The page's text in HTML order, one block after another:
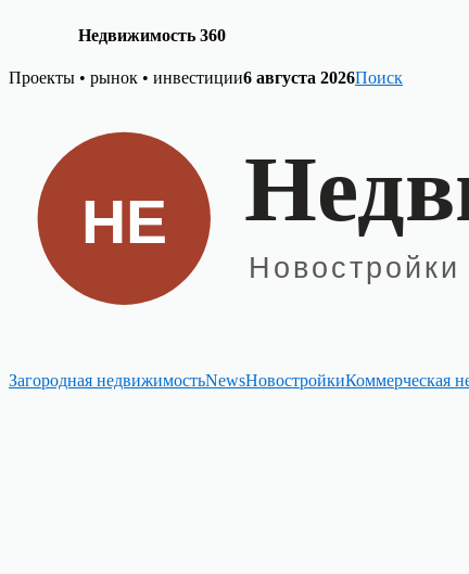
Недвижимость 360
Skip
Проекты • рынок • инвестиции6 августа 2026Поиск
Загородная недвижимостьNewsНовостройкиКоммерческая